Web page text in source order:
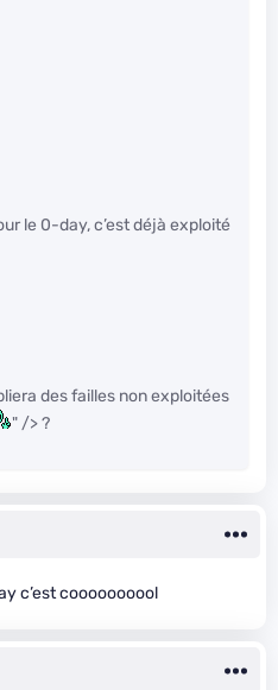
le 0-day, c’est déjà exploité
des failles non exploitées
" /> ?
c’est coooooooool